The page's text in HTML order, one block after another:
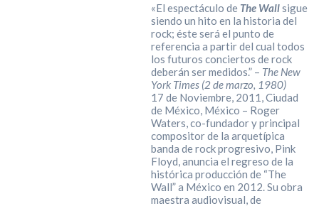
«El espectáculo de The Wallsigue
siendo un hito en la historia del
rock; éste será el punto de
referencia a partir del cual todos
los futuros conciertos de rock
deberán ser medidos.” – The New
York Times (2 de marzo, 1980)
17 de Noviembre, 2011, Ciudad
de México, México – Roger
Waters, co-fundador y principal
compositor de la arquetípica
banda de rock progresivo, Pink
Floyd, anuncia el regreso de la
histórica producción de “The
Wall” a México en 2012. Su obra
maestra audiovisual, de